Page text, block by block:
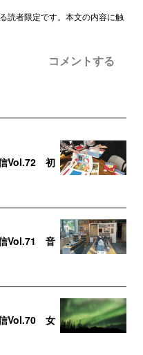
読者限定です。本文の内容に触
コメントする
信Vol.72 初
信Vol.71 音
信Vol.70 女